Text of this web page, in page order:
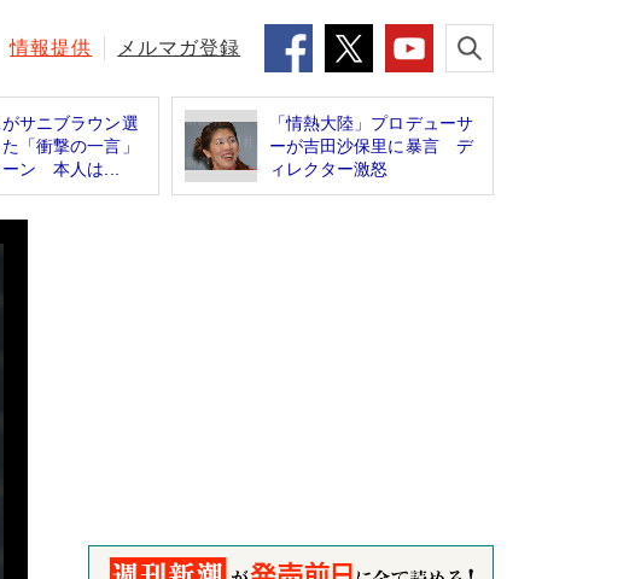
情報提供 メルマガ登録
サニブラウン選
「衝撃の一言」
ン 本人は...
「情熱大陸」プロデューサ
ーが吉田沙保里に暴言 デ
ィレクター激怒